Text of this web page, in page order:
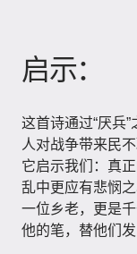
启示：
这首诗通过“厌兵
人对战争带来民
它启示我们：真
乱中更应有悲悯
一位乡老，更是
他的笔，替他们